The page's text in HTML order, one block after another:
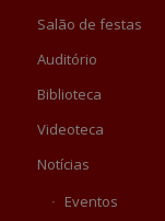
Salão de festas
Auditório
Biblioteca
Videoteca
Notícias
Eventos